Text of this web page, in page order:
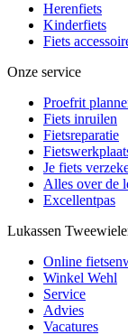
Herenfiets
Kinderfiets
Fiets
Onze service
Proefrit
Fiets inruilen
Fietsreparatie
Je fiets
Alles over de
Excellentpas
Lukassen
Online
Winkel Wehl
Service
Advies
Vacatures